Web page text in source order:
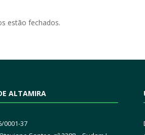
estão fechados.
ALTAMIRA
0001-37